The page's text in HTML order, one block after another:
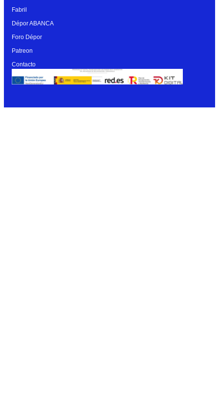
Fabril
Dépor ABANCA
Foro Dépor
Patreon
Contacto